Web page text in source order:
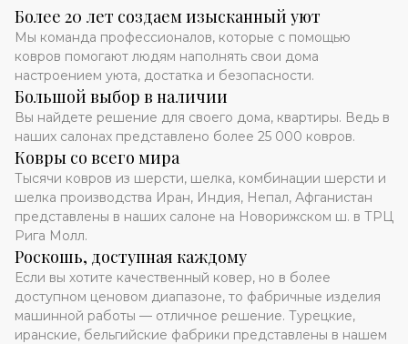
Более 20 лет создаем изысканный уют
Мы команда профессионалов, которые с помощью
ковров помогают людям наполнять свои дома
настроением уюта, достатка и безопасности.
Большой выбор в наличии
Вы найдете решение для своего дома, квартиры. Ведь в
наших салонах представлено более 25 000 ковров.
Ковры со всего мира
Тысячи ковров из шерсти, шелка, комбинации шерсти и
шелка производства Иран, Индия, Непал, Афганистан
представлены в наших салоне на Новорижском ш. в ТРЦ
Рига Молл.
Роскошь, доступная каждому
Если вы хотите качественный ковер, но в более
доступном ценовом диапазоне, то фабричные изделия
машинной работы — отличное решение. Турецкие,
иранские, бельгийские фабрики представлены в нашем